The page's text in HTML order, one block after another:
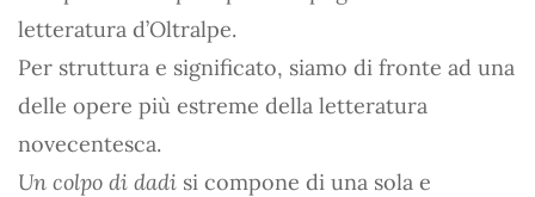
letteratura d’Oltralpe.
Per struttura e significato, siamo di fronte ad una
delle opere più estreme della letteratura
novecentesca.
Un colpo di dadi si compone di una sola e